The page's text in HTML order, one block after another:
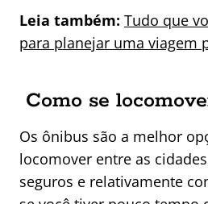
Leia também: Tudo que
para planejar uma viagem
Como se
Os ônibus são a melhor
locomover entre as
seguros e relativamente